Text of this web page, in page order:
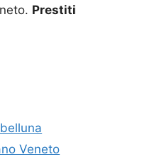
Prestiti
Veneto